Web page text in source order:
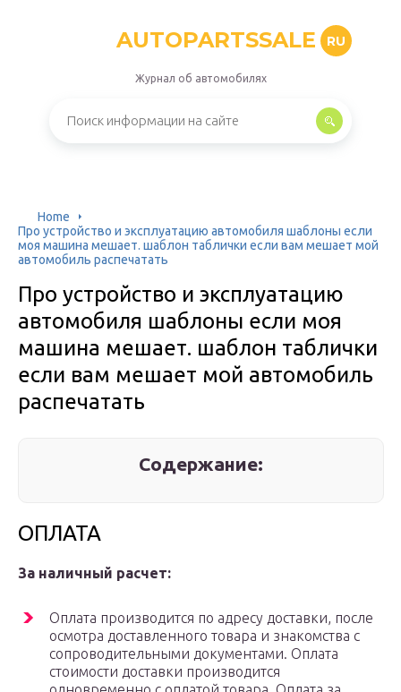
AUTOPARTSSALE RU
Журнал об автомобилях
Home
Про устройство и эксплуатацию автомобиля шаблоны если
моя машина мешает. шаблон таблички если вам мешает мой
автомобиль распечатать
Про устройство и эксплуатацию
автомобиля шаблоны если моя
машина мешает. шаблон таблички
если вам мешает мой автомобиль
распечатать
Содержание:
ОПЛАТА
За наличный расчет:
Оплата производится по адресу доставки, после
осмотра доставленного товара и знакомства с
сопроводительными документами. Оплата
стоимости доставки производится